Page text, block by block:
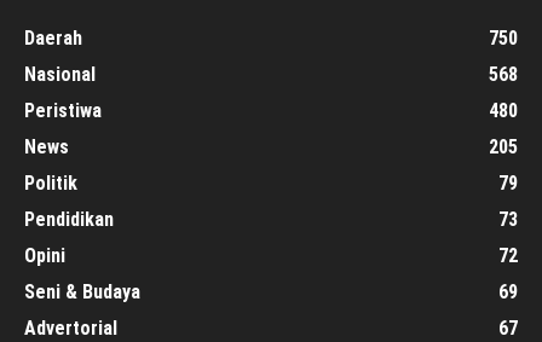
Daerah
750
Nasional
568
Peristiwa
480
News
205
Politik
79
Pendidikan
73
Opini
72
Seni & Budaya
69
Advertorial
67